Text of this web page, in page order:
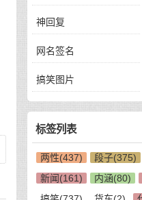
神回复
网名签名
搞笑图片
标签列表
两性(437) 段子(375)
新闻(161)
内涵(80)